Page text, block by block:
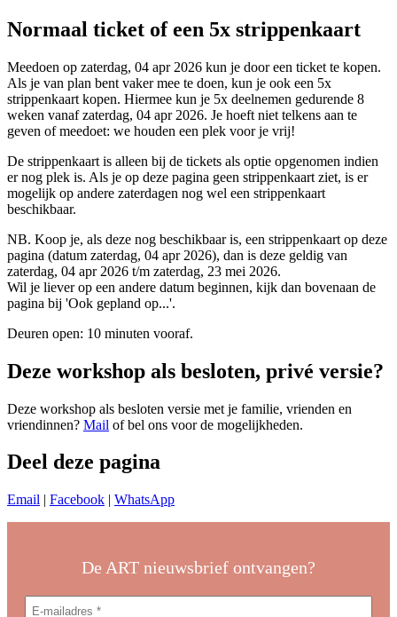
Normaal ticket of een 5x strippenkaart
Meedoen op zaterdag, 04 apr 2026 kun je door een ticket te kopen.
Als je van plan bent vaker mee te doen, kun je ook een 5x
strippenkaart kopen. Hiermee kun je 5x deelnemen gedurende 8
weken vanaf zaterdag, 04 apr 2026. Je hoeft niet telkens aan te
geven of meedoet: we houden een plek voor je vrij!
De strippenkaart is alleen bij de tickets als optie opgenomen indien
er nog plek is. Als je op deze pagina geen strippenkaart ziet, is er
mogelijk op andere zaterdagen nog wel een strippenkaart
beschikbaar.
NB. Koop je, als deze nog beschikbaar is, een strippenkaart op deze
pagina (datum zaterdag, 04 apr 2026), dan is deze geldig van
zaterdag, 04 apr 2026 t/m zaterdag, 23 mei 2026.
Wil je liever op een andere datum beginnen, kijk dan bovenaan de
pagina bij 'Ook gepland op...'.
Deuren open: 10 minuten vooraf.
Deze workshop als besloten, privé versie?
Deze workshop als besloten versie met je familie, vrienden en
vriendinnen? Mail of bel ons voor de mogelijkheden.
Deel deze pagina
Email | Facebook | WhatsApp
De ART nieuwsbrief ontvangen?